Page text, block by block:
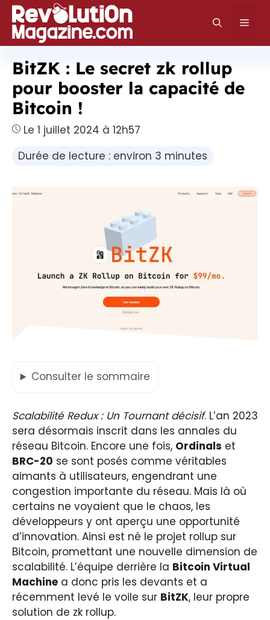
Aller
au
contenu
BitZK : Le secret zk rollup
pour booster la capacité de
Bitcoin !
Le 1 juillet 2024 à 12h57
Durée de lecture : environ 3 minutes
Consulter le sommaire
Scalabilité Redux : Un Tournant décisif. L’an 2023
sera désormais inscrit dans les annales du
réseau Bitcoin. Encore une fois, Ordinals et
BRC-20 se sont posés comme véritables
aimants à utilisateurs, engendrant une
congestion importante du réseau. Mais là où
certains ne voyaient que le chaos, les
développeurs y ont aperçu une opportunité
d’innovation. Ainsi est né le projet rollup sur
Bitcoin, promettant une nouvelle dimension de
scalabilité. L’équipe derrière la Bitcoin Virtual
Machine a donc pris les devants et a
récemment levé le voile sur BitZK, leur propre
solution de zk rollup.